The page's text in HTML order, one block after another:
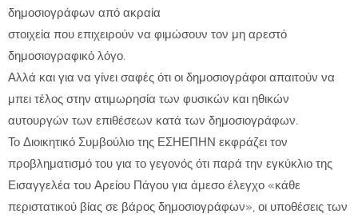
δημοσιογράφων από ακραία
στοιχεία που επιχειρούν να φιμώσουν τον μη αρεστό
δημοσιογραφικό λόγο.
Αλλά και για να γίνει σαφές ότι οι δημοσιογράφοι απαιτούν να
μπει τέλος στην ατιμωρησία των φυσικών και ηθικών
αυτουργών των επιθέσεων κατά των δημοσιογράφων.
Το Διοικητικό Συμβούλιο της ΕΣΗΕΠΗΝ εκφράζει τον
προβληματισμό του για το γεγονός ότι παρά την εγκύκλιο της
Εισαγγελέα του Αρείου Πάγου για άμεσο έλεγχο «κάθε
περιστατικού βίας σε βάρος δημοσιογράφων», οι υποθέσεις των